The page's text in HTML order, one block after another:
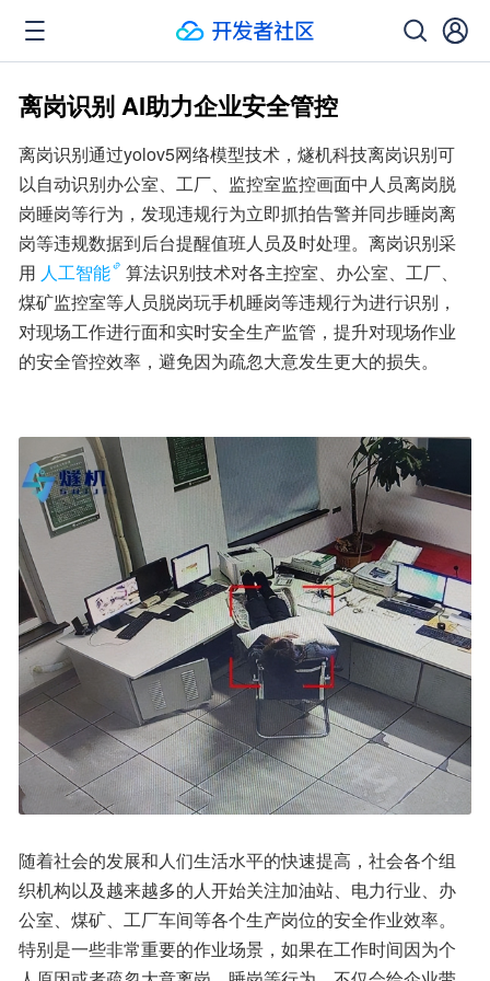
离岗识别 AI助力企业安全管控
离岗识别通过yolov5网络模型技术，燧机科技离岗识别可
以自动识别办公室、工厂、监控室监控画面中人员离岗脱
岗睡岗等行为，发现违规行为立即抓拍告警并同步睡岗离
岗等违规数据到后台提醒值班人员及时处理。离岗识别采
用 人工智能
算法识别技术对各主控室、办公室、工厂、
煤矿监控室等人员脱岗玩手机睡岗等违规行为进行识别，
对现场工作进行面和实时安全生产监管，提升对现场作业
的安全管控效率，避免因为疏忽大意发生更大的损失。
随着社会的发展和人们生活水平的快速提高，社会各个组
织机构以及越来越多的人开始关注加油站、电力行业、办
公室、煤矿、工厂车间等各个生产岗位的安全作业效率。
特别是一些非常重要的作业场景，如果在工作时间因为个